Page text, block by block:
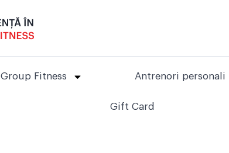
Group Fitness Antrenori personali
Gift Card